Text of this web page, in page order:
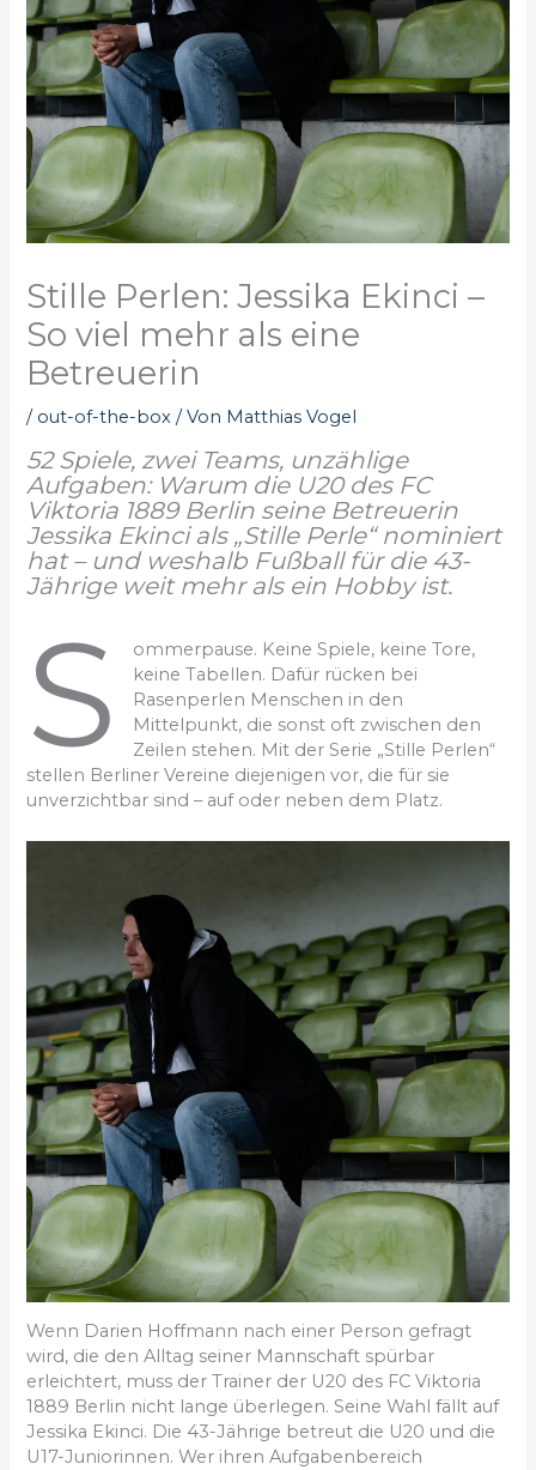
Stille Perlen: Jessika Ekinci –
So viel mehr als eine
Betreuerin
/ out-of-the-box / Von Matthias Vogel
52 Spiele, zwei Teams, unzählige
Aufgaben: Warum die U20 des FC
Viktoria 1889 Berlin seine Betreuerin
Jessika Ekinci als „Stille Perle“ nominiert
hat – und weshalb Fußball für die 43-
Jährige weit mehr als ein Hobby ist.
S
ommerpause. Keine Spiele, keine Tore,
keine Tabellen. Dafür rücken bei
Rasenperlen Menschen in den
Mittelpunkt, die sonst oft zwischen den
Zeilen stehen. Mit der Serie „Stille Perlen“
stellen Berliner Vereine diejenigen vor, die für sie
unverzichtbar sind – auf oder neben dem Platz.
Wenn Darien Hoffmann nach einer Person gefragt
wird, die den Alltag seiner Mannschaft spürbar
erleichtert, muss der Trainer der U20 des FC Viktoria
1889 Berlin nicht lange überlegen. Seine Wahl fällt auf
Jessika Ekinci. Die 43-Jährige betreut die U20 und die
U17-Juniorinnen. Wer ihren Aufgabenbereich